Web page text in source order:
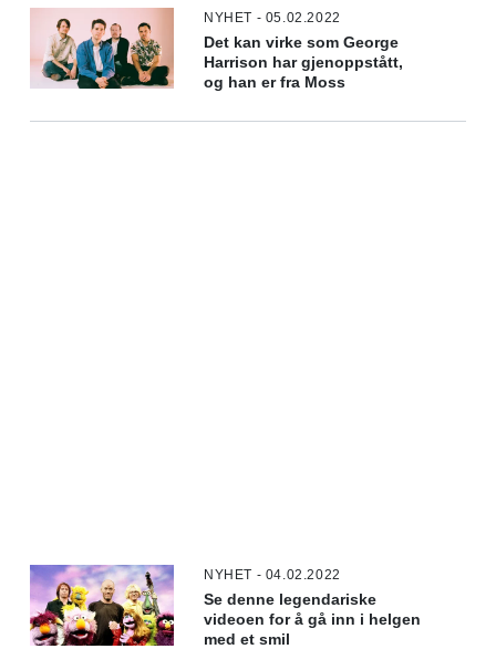
NYHET - 05.02.2022
Det kan virke som George
Harrison har gjenoppstått,
og han er fra Moss
NYHET - 04.02.2022
Se denne legendariske
videoen for å gå inn i helgen
med et smil